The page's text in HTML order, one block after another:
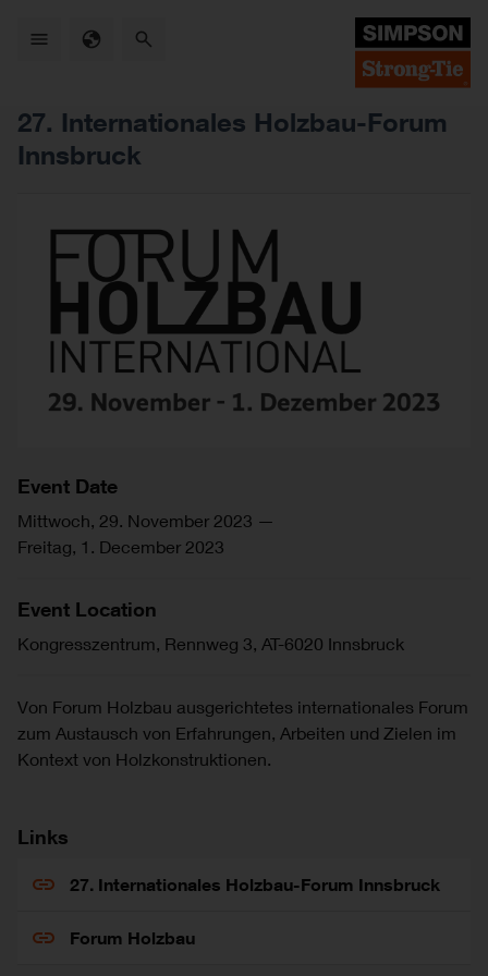
27. Internationales Holzbau-Forum
Innsbruck
Event Date
Mittwoch, 29. November 2023 —
Freitag, 1. December 2023
Event Location
Kongresszentrum, Rennweg 3, AT-6020 Innsbruck
Von Forum Holzbau ausgerichtetes internationales Forum
zum Austausch von Erfahrungen, Arbeiten und Zielen im
Kontext von Holzkonstruktionen.
Links
27. Internationales Holzbau-Forum Innsbruck
Forum Holzbau